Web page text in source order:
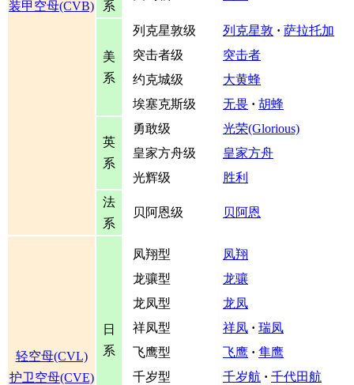
装甲空母(CVB)
系
美
系
列克星敦级 列克星敦 · 萨拉托加
突击者级
突击者
约克城级
大黄蜂
埃塞克斯级
无畏 · 胡蜂
英
系
勇敢级
光荣(Glorious)
皇家方舟级
皇家方舟
光辉级
胜利
法
系
贝阿恩级 贝阿恩
轻空母(CVL)
护卫空母(CVE)
日
系
凤翔型
凤翔
龙骧型
龙骧
龙凤型
龙凤
祥凤型
祥凤 · 瑞凤
飞鹰型
飞鹰 · 隼鹰
千岁型
千岁航 · 千代田航